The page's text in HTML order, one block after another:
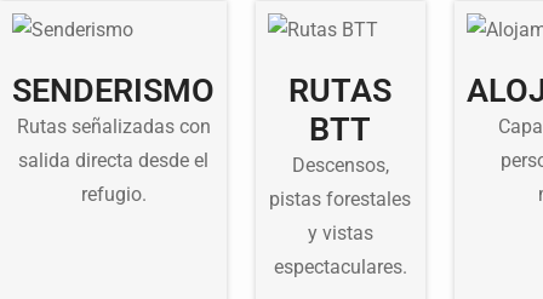
SENDERISMO
Rutas señalizadas con
salida directa desde el
refugio.
RUTAS
BTT
Descensos,
pistas forestales
y vistas
espectaculares.